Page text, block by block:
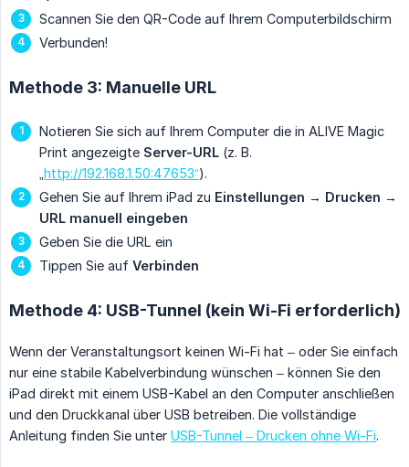
Scannen Sie den QR-Code auf Ihrem Computerbildschirm
Verbunden!
Methode 3: Manuelle URL
Notieren Sie sich auf Ihrem Computer die in ALIVE Magic
Print angezeigte Server-URL (z. B.
http://192.168.1.50:47653“).
Gehen Sie auf Ihrem iPad zu Einstellungen → Drucken →
URL manuell eingeben
Geben Sie die URL ein
Tippen Sie auf Verbinden
Methode 4: USB-Tunnel (kein Wi-Fi erforderlich)
Wenn der Veranstaltungsort keinen Wi-Fi hat – oder Sie einfach
nur eine stabile Kabelverbindung wünschen – können Sie den
iPad direkt mit einem USB-Kabel an den Computer anschließen
und den Druckkanal über USB betreiben. Die vollständige
Anleitung finden Sie unter USB-Tunnel – Drucken ohne Wi-Fi.